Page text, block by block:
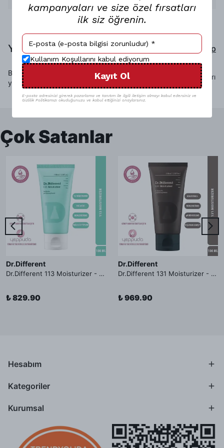
Yorumlar Yorum Yap
Bu ürün için henüz yorum
yapılmamış.
Sadece görsel olan yorumları
göster
Çok Satanlar
Dr.Different
Dr.Different 113 Moisturizer - Yağlı ve Hassas Cilt Tipleri İçin Yağ Asidi İçerikli Nemlendirici Krem
₺ 829.90
Dr.Different
Dr.Different 131 Moisturizer - Yaşlanma ve Kırışıklık Karşıtı Kolesterol İçerikli Nemlendirici Krem
₺ 969.90
Hesabım
Kategoriler
Kurumsal
kampanyaları ve size özel fırsatları
ilk siz öğrenin.
Kullanım Koşullarını kabul ediyorum
Kayıt Ol
E-posta adresinizi girerek pazarlama ve tanıtım ile ilgili iletişim almayı kabul edersiniz ve
Gizlilik Politikamızı okuduğunuzu ve kabul ettiğinizi onaylarsınız.